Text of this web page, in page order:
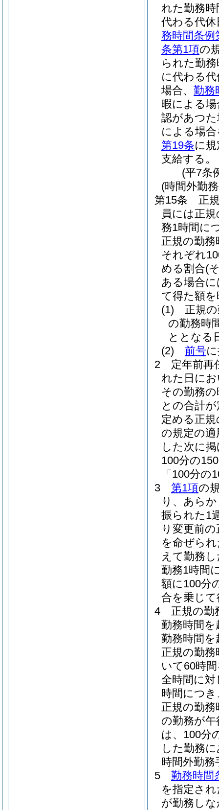
れた勤務
代わる代
務時間条例
条第1項の
られた勤
に代わる
場合、 勤務
暇による
認があつた
による場
第19条に
支給する。
(平7条
(時間外勤
第15条
正
員には正
務1時間に
正規の勤
それぞれ
める割合(
ある場合
て得た額
(1)
正規
の勤務時
ととなる
(2)
前号
2
定年前再
れた日に
その勤務
との合計
定める正
の規定の
した次に
100分の
「100分の
3
第1項の
り、あら
振られた1
り変更前
を命ぜら
えて勤務
勤務1時間
額に100分
合を乗じ
4
正規の勤
勤務時間
勤務時間
正規の勤
いて60時
全時間に対
時間につき
正規の勤
の勤務が
は、100分
した勤務
時間外勤
5
勤務時間
を指定さ
が勤務し